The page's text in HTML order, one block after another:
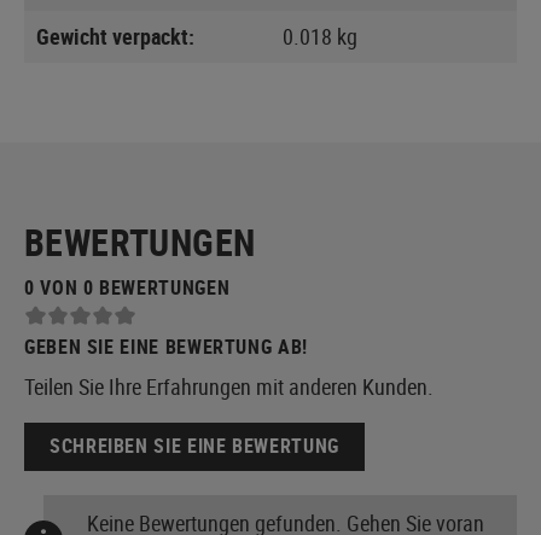
Gewicht verpackt:
0.018 kg
BEWERTUNGEN
0 VON 0 BEWERTUNGEN
GEBEN SIE EINE BEWERTUNG AB!
Teilen Sie Ihre Erfahrungen mit anderen Kunden.
SCHREIBEN SIE EINE BEWERTUNG
Keine Bewertungen gefunden. Gehen Sie voran